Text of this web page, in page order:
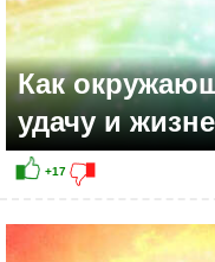
Как
удачу и